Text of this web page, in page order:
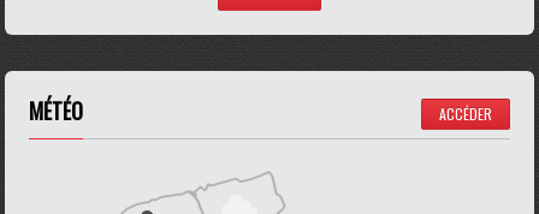
MÉTÉO ACCÉDER